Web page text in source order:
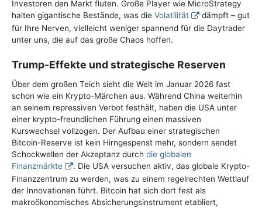
Investoren den Markt fluten. Große Player wie MicroStrategy
halten gigantische Bestände, was die Volatilität
dämpft – gut
für Ihre Nerven, vielleicht weniger spannend für die Daytrader
unter uns, die auf das große Chaos hoffen.
Trump-Effekte und strategische Reserven
Über dem großen Teich sieht die Welt im Januar 2026 fast
schon wie ein Krypto-Märchen aus. Während China weiterhin
an seinem repressiven Verbot festhält, haben die USA unter
einer krypto-freundlichen Führung einen massiven
Kurswechsel vollzogen. Der Aufbau einer strategischen
Bitcoin-Reserve ist kein Hirngespenst mehr, sondern sendet
Schockwellen der Akzeptanz durch die globalen
Finanzmärkte
. Die USA versuchen aktiv, das globale Krypto-
Finanzzentrum zu werden, was zu einem regelrechten Wettlauf
der Innovationen führt. Bitcoin hat sich dort fest als
makroökonomisches Absicherungsinstrument etabliert,